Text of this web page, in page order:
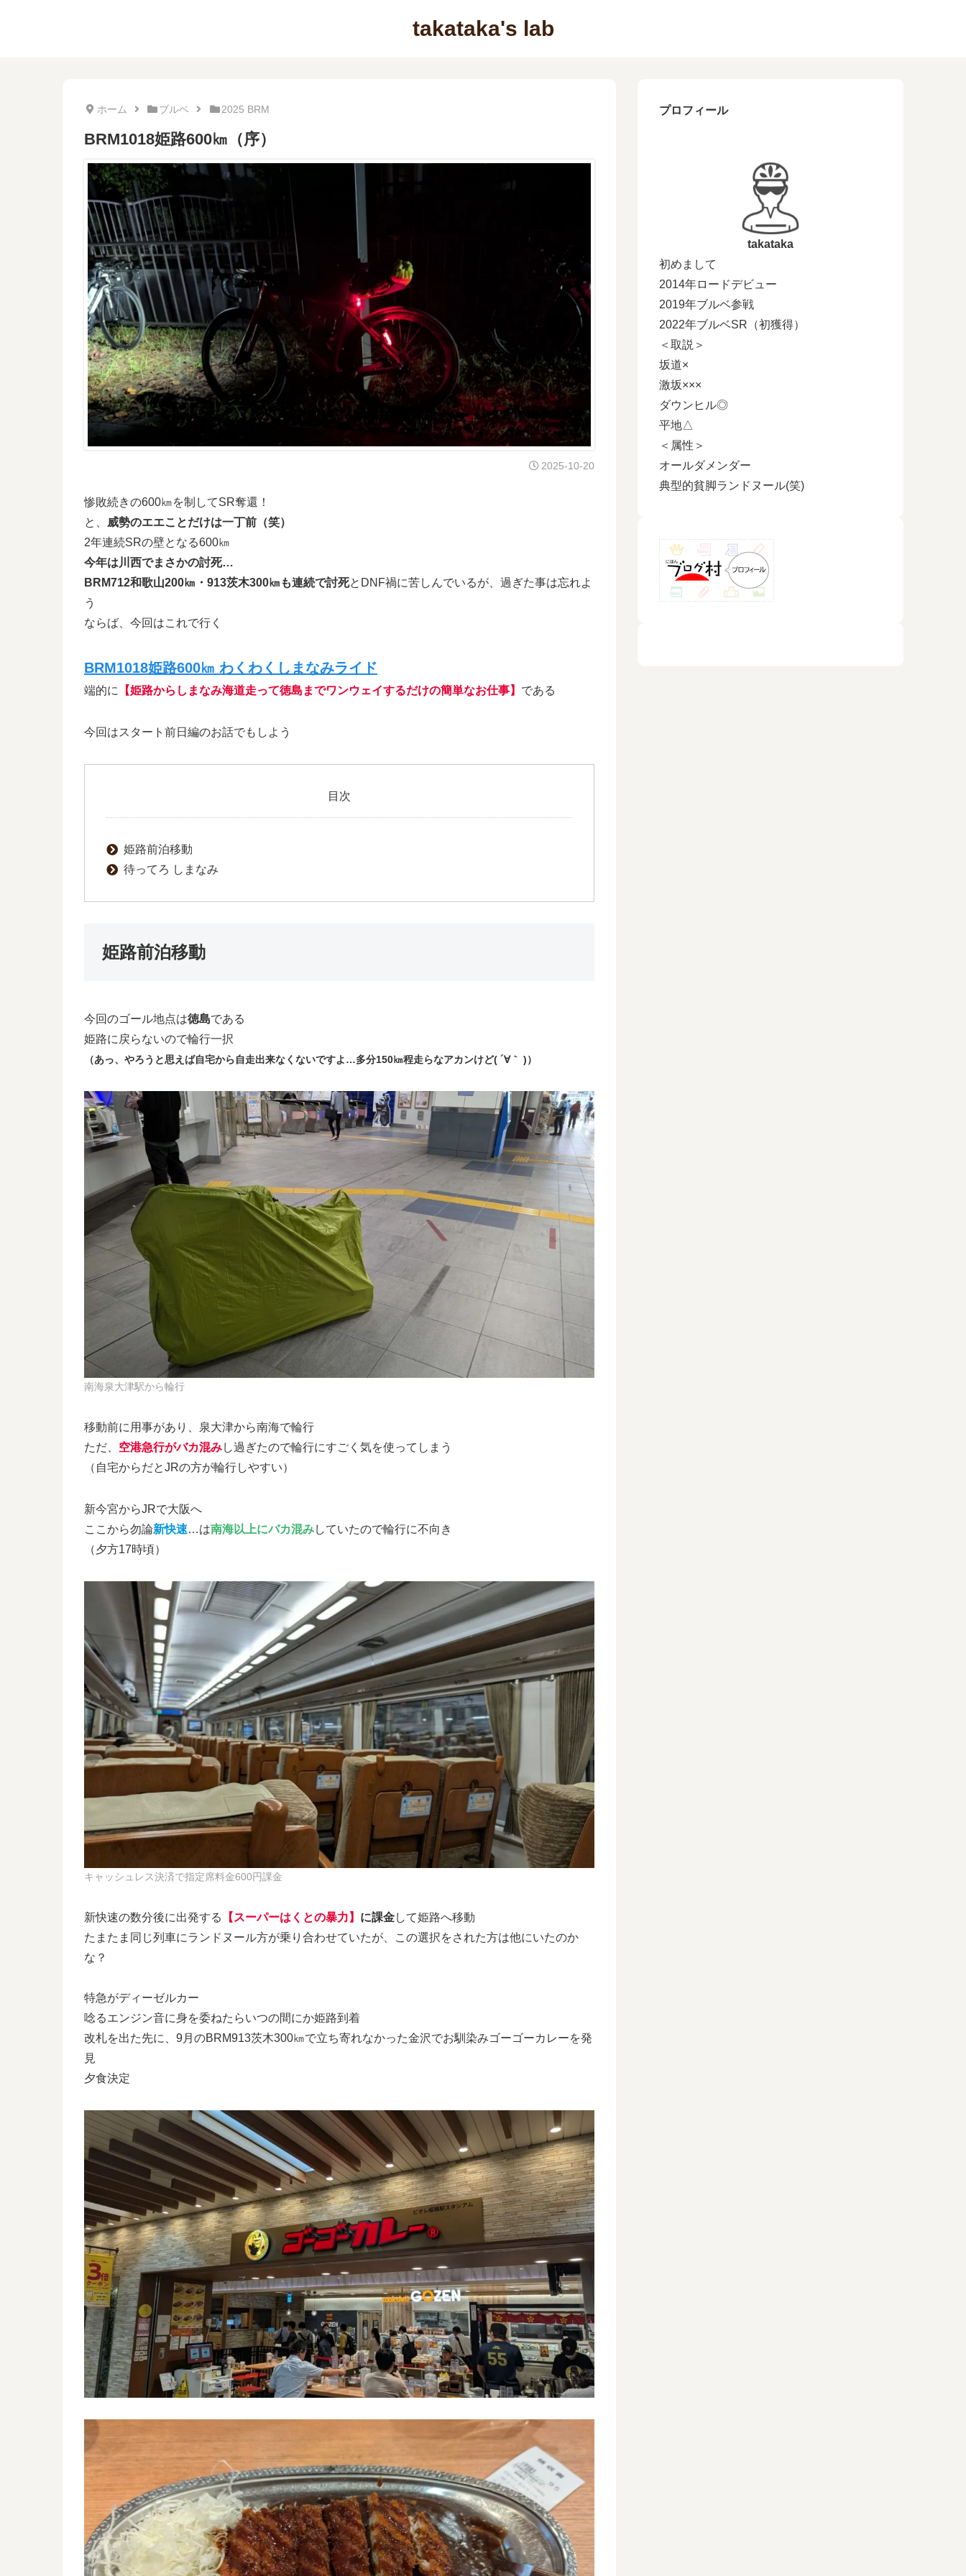
takataka's lab
ホーム ブルベ 2025 BRM
BRM1018姫路600㎞（序）
2025-10-20
惨敗続きの600㎞を制してSR奪還！
と、 威勢のエエことだけは一丁前（笑）
2年連続SRの壁となる600㎞
今年は川西でまさかの討死…
BRM712和歌山200㎞・913茨木300㎞も連続で討死とDNF禍に苦しんでいるが、過ぎた事は忘れよ
う
ならば、今回はこれで行く
BRM1018姫路600㎞ わくわくしまなみライド
端的に 【姫路からしまなみ海道走って徳島までワンウェイするだけの簡単なお仕事】 である
今回はスタート前日編のお話でもしよう
目次
姫路前泊移動
待ってろ しまなみ
姫路前泊移動
今回のゴール地点は徳島である
姫路に戻らないので輪行一択
（あっ、やろうと思えば自宅から自走出来なくないですよ…多分150㎞程走らなアカンけど( ´∀｀ )）
南海泉大津駅から輪行
移動前に用事があり、泉大津から南海で輪行
ただ、 空港急行がバカ混みし過ぎたので輪行にすごく気を使ってしまう
（自宅からだとJRの方が輪行しやすい）
新今宮からJRで大阪へ
ここから勿論新快速…は南海以上にバカ混みしていたので輪行に不向き
（夕方17時頃）
キャッシュレス決済で指定席料金600円課金
新快速の数分後に出発する 【スーパーはくとの暴力】 に課金して姫路へ移動
たまたま同じ列車にランドヌール方が乗り合わせていたが、この選択をされた方は他にいたのか
な？
特急がディーゼルカー
唸るエンジン音に身を委ねたらいつの間にか姫路到着
改札を出た先に、9月のBRM913茨木300㎞で立ち寄れなかった金沢でお馴染みゴーゴーカレーを発
見
夕食決定
プロフィール
takataka
初めまして
2014年ロードデビュー
2019年ブルベ参戦
2022年ブルベSR（初獲得）
＜取説＞
坂道×
激坂×××
ダウンヒル◎
平地△
＜属性＞
オールダメンダー
典型的貧脚ランドヌール(笑)